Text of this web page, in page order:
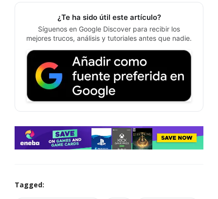
¿Te ha sido útil este artículo?
Síguenos en Google Discover para recibir los
mejores trucos, análisis y tutoriales antes que nadie.
Tagged: